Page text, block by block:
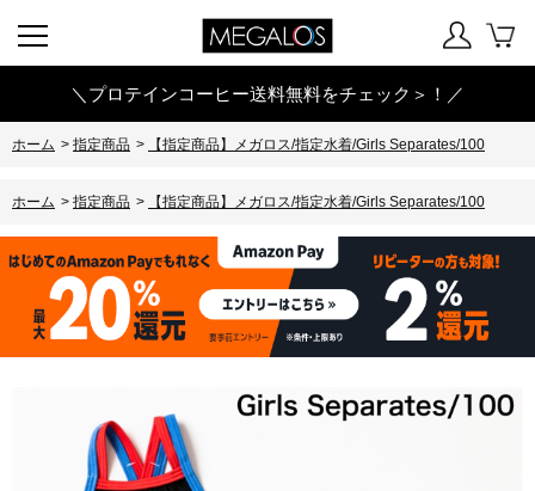
＼プロテインコーヒー送料無料をチェック＞！／
ホーム > 指定商品 > 【指定商品】メガロス/指定水着/Girls Separates/100
ホーム > 指定商品 > 【指定商品】メガロス/指定水着/Girls Separates/100